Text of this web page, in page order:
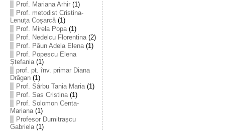
Prof. Mariana Arhir(1)
Prof. metodist Cristina-
Lenuța Coșarcă(1)
Prof. Mirela Popa(1)
Prof. Nedelcu Florentina(2)
Prof. Păun Adela Elena(1)
Prof. Popescu Elena
Ștefania(1)
prof. pt. înv. primar Diana
Drăgan(1)
Prof. Sârbu Tania Maria(1)
Prof. Sas Cristina(1)
Prof. Solomon Centa-
Mariana(1)
Profesor Dumitrașcu
Gabriela(1)